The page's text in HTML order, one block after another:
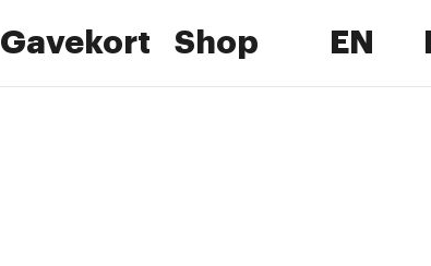
Gavekort Shop EN